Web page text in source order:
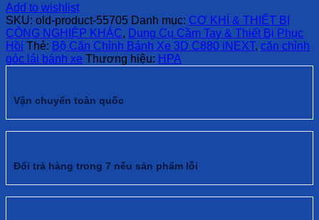
Add to wishlist
SKU: old-product-55705 Danh mục: CƠ KHÍ & THIẾT BỊ
CÔNG NGHIỆP KHÁC, Dụng Cụ Cầm Tay & Thiết Bị Phục
Hồi Thẻ: Bộ Căn Chỉnh Bánh Xe 3D C880 iNEXT, căn chỉnh
góc lái bánh xe Thương hiệu: HPA
Vận chuyển toàn quốc
Đổi trả hàng trong 7 nếu sản phẩm lỗi